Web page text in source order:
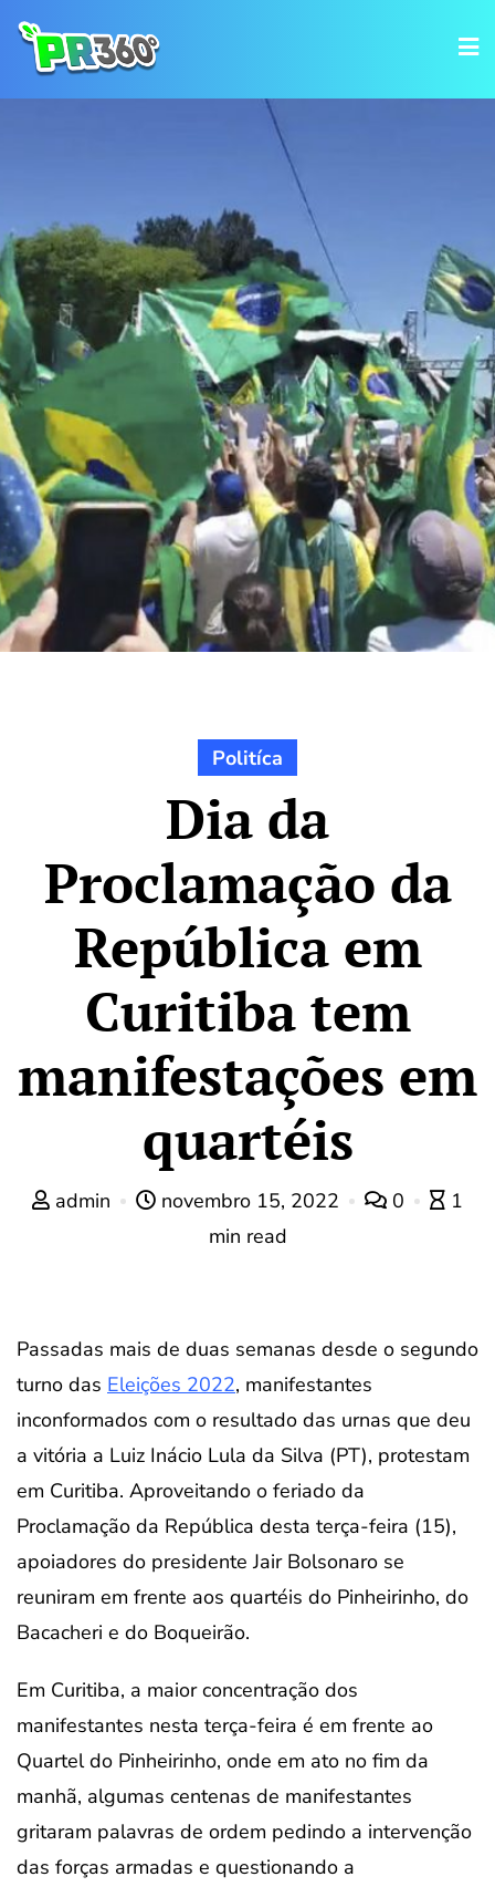
Politíca
Dia da
Proclamação da
República em
Curitiba tem
manifestações em
quartéis
admin novembro 15, 2022 0
1
min read
Passadas mais de duas semanas desde o segundo
turno das Eleições 2022, manifestantes
inconformados com o resultado das urnas que deu
a vitória a Luiz Inácio Lula da Silva (PT), protestam
em Curitiba. Aproveitando o feriado da
Proclamação da República desta terça-feira (15),
apoiadores do presidente Jair Bolsonaro se
reuniram em frente aos quartéis do Pinheirinho, do
Bacacheri e do Boqueirão.
Em Curitiba, a maior concentração dos
manifestantes nesta terça-feira é em frente ao
Quartel do Pinheirinho, onde em ato no fim da
manhã, algumas centenas de manifestantes
gritaram palavras de ordem pedindo a intervenção
das forças armadas e questionando a